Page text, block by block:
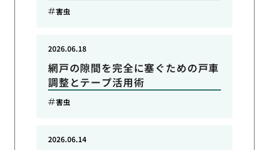
害虫
網戸の隙間を完全に塞ぐための戸車
調整とテープ活用術
2026.06.18
害虫
2026.06.14